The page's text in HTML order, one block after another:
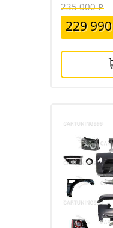
235 000
229 990